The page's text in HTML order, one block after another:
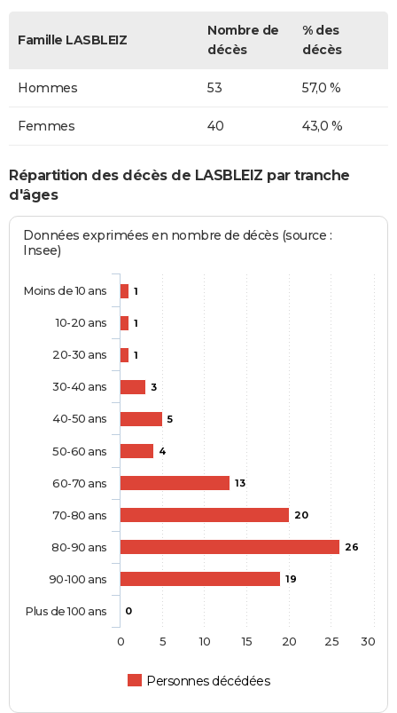
Famille LASBLEIZ
Nombre de
décès
% des
décès
Hommes 53 57,0 %
Femmes 40 43,0 %
Répartition des décès de LASBLEIZ par tranche
d'âges
Données exprimées en nombre de décès (source :
Insee)
1
1
1
3
5
4
13
20
26
19
0
Personnes décédées
Moins de 10 ans
10-20 ans
20-30 ans
30-40 ans
40-50 ans
50-60 ans
60-70 ans
70-80 ans
80-90 ans
90-100 ans
Plus de 100 ans
0 5 10 15 20 25 30